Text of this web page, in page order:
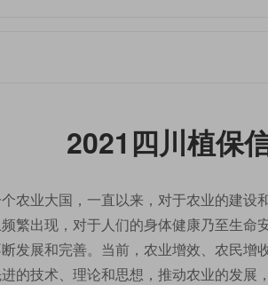
2021四川植保
农业大国，一直以来，对于农业的建
繁出现，对于人们的身体健康乃至生
发展和完善。当前，农业增效、农民
的技术、理论和思想，推动农业的发